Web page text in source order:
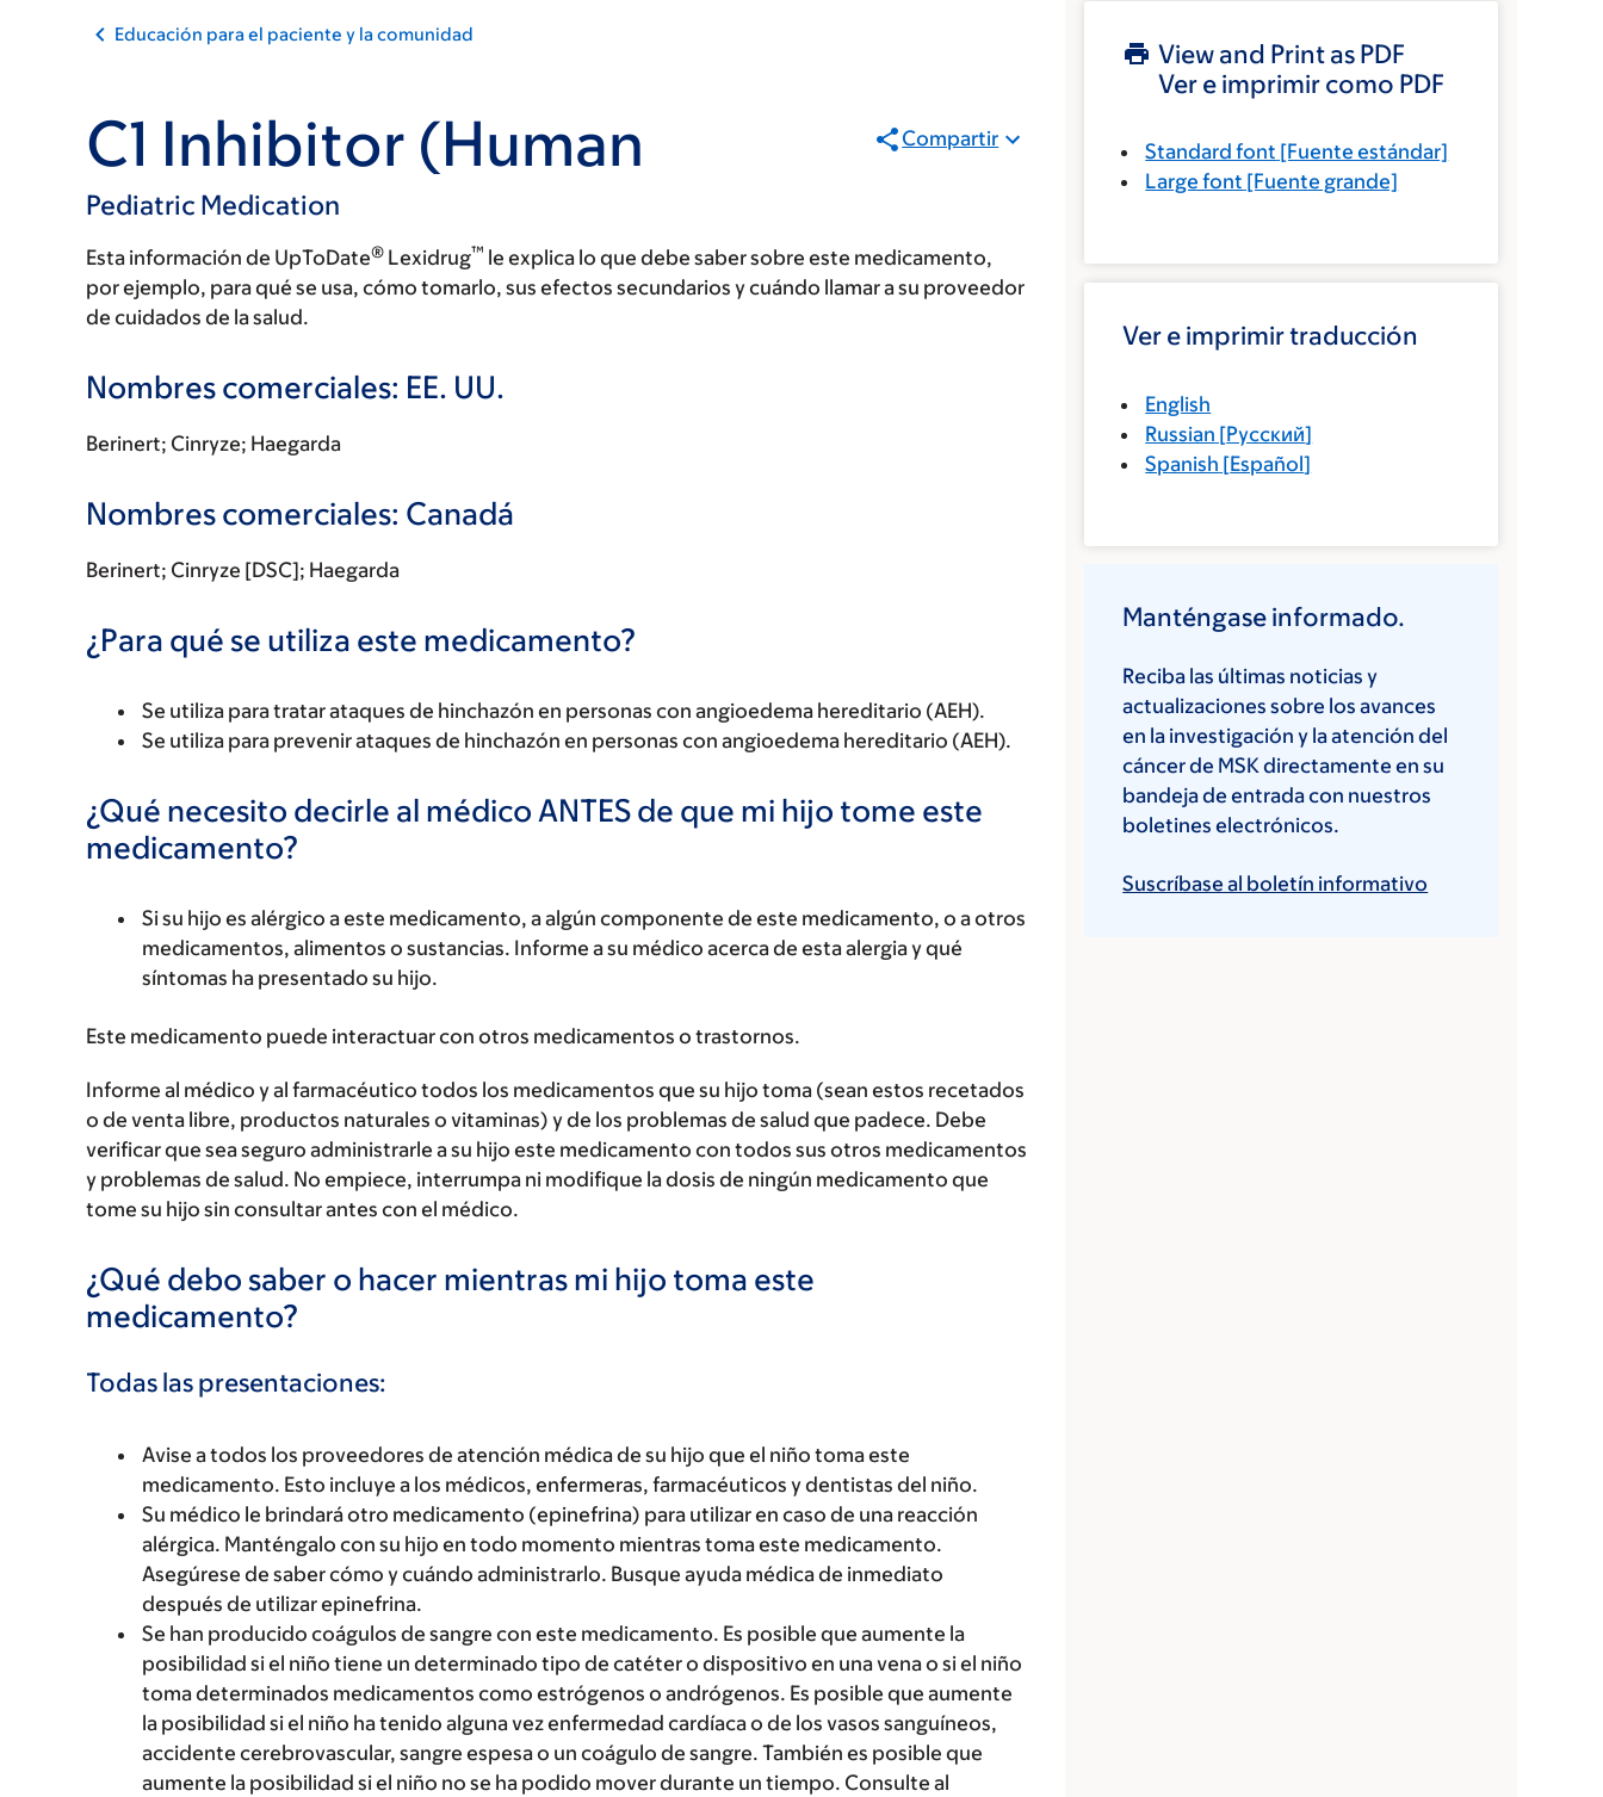
Educación para el paciente y la comunidad
C1 Inhibitor (Human
Pediatric Medication
Compartir
Esta información de UpToDate® Lexidrug™ le explica lo que debe saber sobre este medicamento,
por ejemplo, para qué se usa, cómo tomarlo, sus efectos secundarios y cuándo llamar a su proveedor
de cuidados de la salud.
Nombres comerciales: EE. UU.
Berinert; Cinryze; Haegarda
Nombres comerciales: Canadá
Berinert; Cinryze [DSC]; Haegarda
¿Para qué se utiliza este medicamento?
Se utiliza para tratar ataques de hinchazón en personas con angioedema hereditario (AEH).
Se utiliza para prevenir ataques de hinchazón en personas con angioedema hereditario (AEH).
¿Qué necesito decirle al médico ANTES de que mi hijo tome este
medicamento?
Si su hijo es alérgico a este medicamento, a algún componente de este medicamento, o a otros
medicamentos, alimentos o sustancias. Informe a su médico acerca de esta alergia y qué
síntomas ha presentado su hijo.
Este medicamento puede interactuar con otros medicamentos o trastornos.
Informe al médico y al farmacéutico todos los medicamentos que su hijo toma (sean estos recetados
o de venta libre, productos naturales o vitaminas) y de los problemas de salud que padece. Debe
verificar que sea seguro administrarle a su hijo este medicamento con todos sus otros medicamentos
y problemas de salud. No empiece, interrumpa ni modifique la dosis de ningún medicamento que
tome su hijo sin consultar antes con el médico.
¿Qué debo saber o hacer mientras mi hijo toma este
medicamento?
Todas las presentaciones:
Avise a todos los proveedores de atención médica de su hijo que el niño toma este
medicamento. Esto incluye a los médicos, enfermeras, farmacéuticos y dentistas del niño.
Su médico le brindará otro medicamento (epinefrina) para utilizar en caso de una reacción
alérgica. Manténgalo con su hijo en todo momento mientras toma este medicamento.
Asegúrese de saber cómo y cuándo administrarlo. Busque ayuda médica de inmediato
después de utilizar epinefrina.
Se han producido coágulos de sangre con este medicamento. Es posible que aumente la
posibilidad si el niño tiene un determinado tipo de catéter o dispositivo en una vena o si el niño
toma determinados medicamentos como estrógenos o andrógenos. Es posible que aumente
la posibilidad si el niño ha tenido alguna vez enfermedad cardíaca o de los vasos sanguíneos,
accidente cerebrovascular, sangre espesa o un coágulo de sangre. También es posible que
aumente la posibilidad si el niño no se ha podido mover durante un tiempo. Consulte al
View and Print as PDF
Ver e imprimir como PDF
Standard font [Fuente estándar]
Large font [Fuente grande]
Ver e imprimir traducción
English
Russian [Русский]
Spanish [Español]
Manténgase informado.
Reciba las últimas noticias y
actualizaciones sobre los avances
en la investigación y la atención del
cáncer de MSK directamente en su
bandeja de entrada con nuestros
boletines electrónicos.
Suscríbase al boletín informativo